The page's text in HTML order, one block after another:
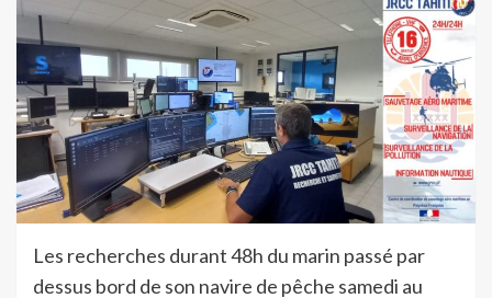
Les recherches durant 48h du marin passé par
dessus bord de son navire de pêche samedi au